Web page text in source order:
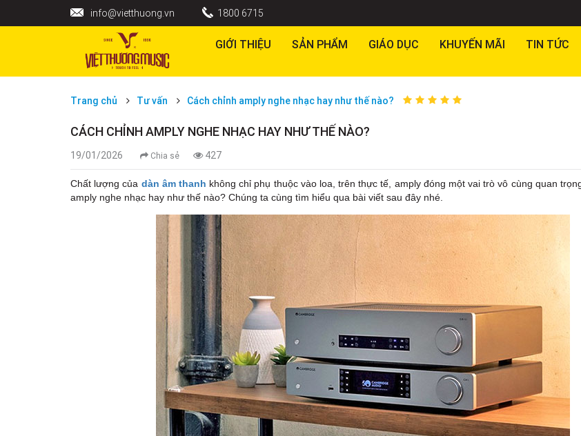
info@vietthuong.vn 1800 6715
GIỚI THIỆU SẢN PHẨM GIÁO DỤC KHUYẾN MÃI TIN TỨC
Trang chủ Tư vấn Cách chỉnh amply nghe nhạc hay như thế nào?
CÁCH CHỈNH AMPLY NGHE NHẠC HAY NHƯ THẾ NÀO?
19/01/2026 Chia sẻ 427
Chất lượng của dàn âm thanh không chỉ phụ thuộc vào loa, trên thực tế, amply đóng một vai trò vô cùng quan
amply nghe nhạc hay như thế nào? Chúng ta cùng tìm hiểu qua bài viết sau đây nhé.